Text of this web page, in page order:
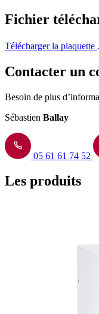
Fichier
Télécharger la plaquette
Contacter un
Besoin de plus
Sébastien Ballay
05 61 61 74 52
Les produits